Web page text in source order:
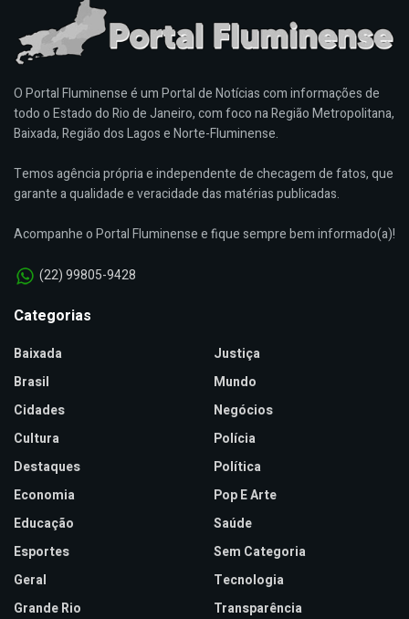
O Portal Fluminense é um Portal de Notícias com informações de
todo o Estado do Rio de Janeiro, com foco na Região Metropolitana,
Baixada, Região dos Lagos e Norte-Fluminense.
Temos agência própria e independente de checagem de fatos, que
garante a qualidade e veracidade das matérias publicadas.
Acompanhe o Portal Fluminense e fique sempre bem informado(a)!
(22) 99805-9428
Categorias
Baixada
Brasil
Cidades
Cultura
Destaques
Economia
Educação
Esportes
Geral
Grande Rio
Justiça
Mundo
Negócios
Polícia
Política
Pop E Arte
Saúde
Sem Categoria
Tecnologia
Transparência